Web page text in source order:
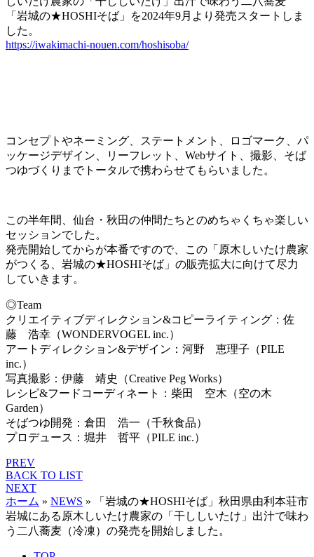
「岩城の★HOSHIそば」を2024年9月より発売スタートしま
した。
https://iwakimachi-nouen.com/hoshisoba/
コンセプトやネーミング、ステートメント、ロゴマーク、パ
ッケージデザイン、リーフレット、Webサイト、撮影、そば
つゆづくりまでトータルで携わらせてもらいました。
この半年間、仙台・秋田の仲間たちとのめちゃくちゃ楽しい
セッションでした。
発売開始してからが本番ですので、この「原木しいたけ農家
がつくる、岩城の★HOSHIそば」の販売拡大に向けて尽力
していきます。
◎Team
クリエイティブディレクション&コピーライティング：佐
藤 浩幸（WONDERVOGEL inc.）
アートディレクション&デザイン：河野 恵理子（PILE
inc.）
写真撮影：伊藤 靖史（Creative Peg Works）
レシピ&フードコーディネート：柴田 空木（空の木
Garden）
そばつゆ開発：倉田 浩一（千秋食品）
プロデュース：堀井 哲平（PILE inc.）
PREV
BACK TO LIST
NEXT
ホーム » NEWS »
「岩城の★HOSHIそば」秋田県由利本荘市
岩城にある原木しいたけ農家の「干ししいたけ」出汁で味わ
う二八蕎麦（冷凍）の発売を開始しました。